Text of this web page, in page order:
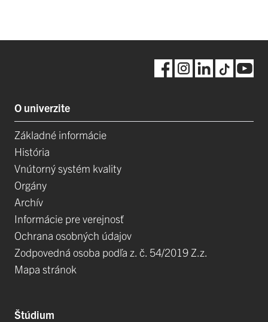
O univerzite
Základné informácie
História
Vnútorný systém kvality
Orgány
Archív
Informácie pre verejnosť
Ochrana osobných údajov
Zodpovedná osoba podľa z. č. 54/2019 Z.z.
Mapa stránok
Štúdium